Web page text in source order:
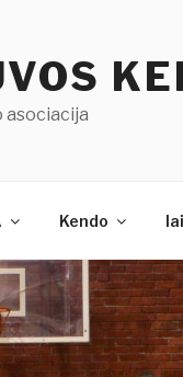
asociacija
Kendo